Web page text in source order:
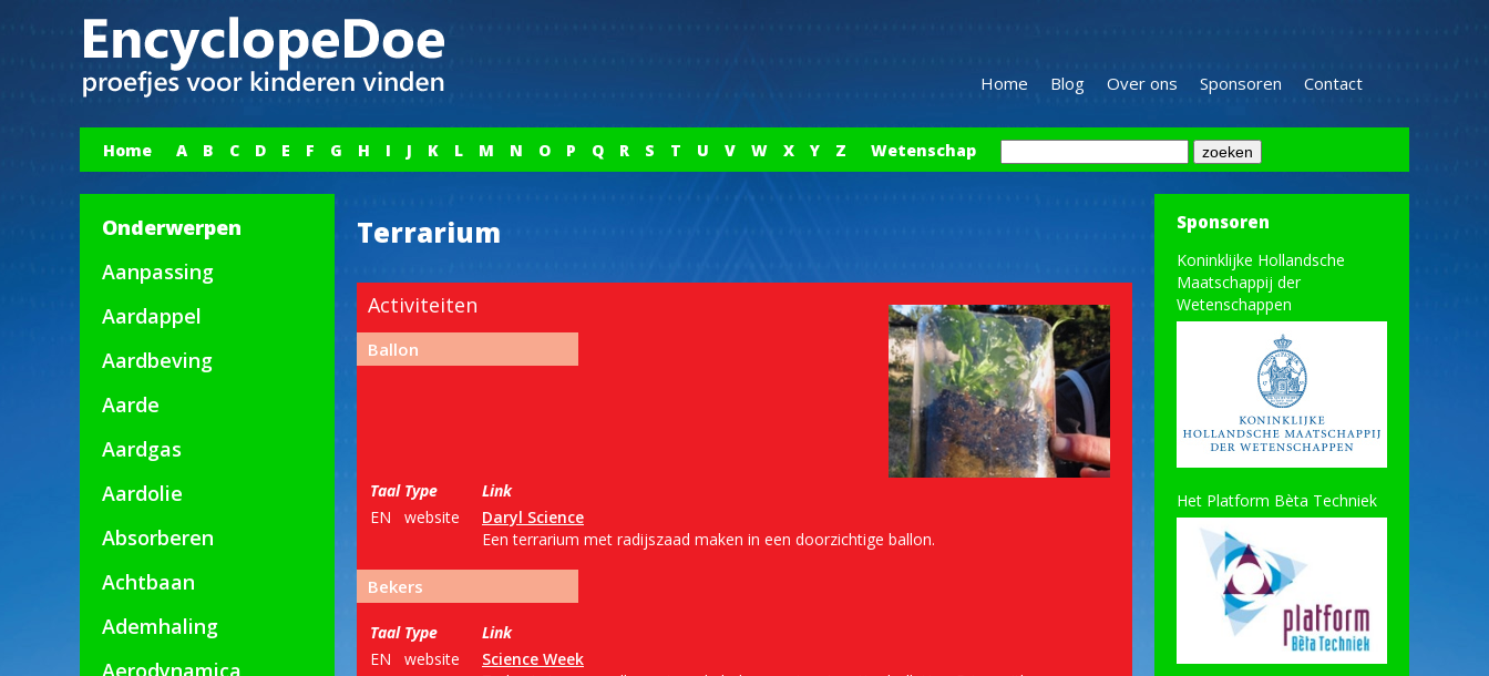
Home Blog Over ons Sponsoren Contact
Home A B C D E F G H I J K L M N O P Q R S T U V W X Y Z Wetenschap
Onderwerpen
Aanpassing
Aardappel
Aardbeving
Aarde
Aardgas
Aardolie
Absorberen
Achtbaan
Ademhaling
Aerodynamica
Terrarium
Activiteiten
Ballon
Taal Type
Link
EN
website
Daryl Science
Een terrarium met radijszaad maken in een doorzichtige ballon.
Bekers
Taal Type
Link
EN
website
Science Week
Sponsoren
Koninklijke Hollandsche
Maatschappij der
Wetenschappen
Het Platform Bèta Techniek